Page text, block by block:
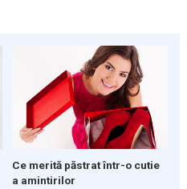
Ce merită păstrat într-o cutie
a amintirilor